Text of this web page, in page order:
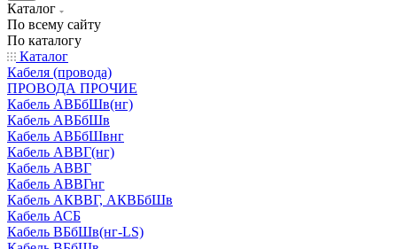
Каталог
По всему сайту
По каталогу
Каталог
Кабеля (провода)
ПРОВОДА ПРОЧИЕ
Кабель АВБбШв(нг)
Кабель АВБбШв
Кабель АВБбШвнг
Кабель АВВГ(нг)
Кабель АВВГ
Кабель АВВГнг
Кабель АКВВГ, АКВБбШв
Кабель АСБ
Кабель ВБбШв(нг-LS)